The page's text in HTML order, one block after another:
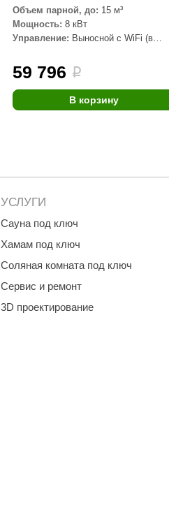
Объем парной, до: 15 м³
Мощность: 8 кВт
Управление: Выносной с WiFi (в
59 796 i
В корзину
УСЛУГИ
Сауна под ключ
Хамам под ключ
Соляная комната под ключ
Сервис и ремонт
3D проектирование